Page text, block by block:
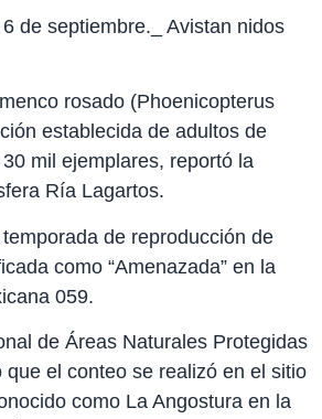
de septiembre._ Avistan nidos
rosado (Phoenicopterus
establecida de adultos de
mil ejemplares, reportó la
Ría Lagartos.
de reproducción de
como “Amenazada” en la
059.
de Áreas Naturales Protegidas
que el conteo se realizó en el sitio
como La Angostura en la